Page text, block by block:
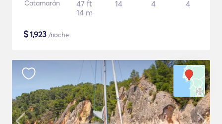
Catamarán
47 ft
14 m
14 4 4
$1,923 /noche